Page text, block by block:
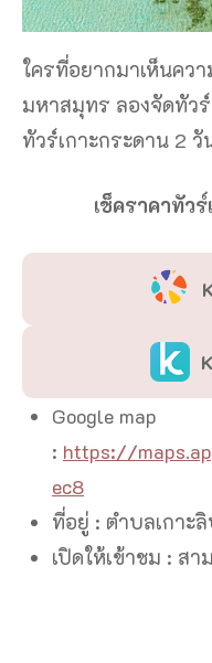
ใครที่อยากมาเห็นคว
มหาสมุทร ลองจัดทัว
ทัวร์เกาะกระดาน 2
เช็คราคาทัวร์
Google map
: https://
ec8
ที่อยู่ : ตําบลเกาะ
เปิดให้เข้าชม : ส